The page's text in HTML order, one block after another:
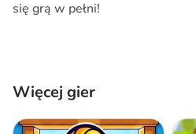
się grą w pełni!
Więcej gier